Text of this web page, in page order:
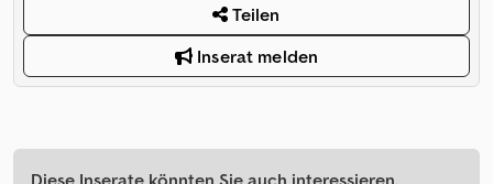
Teilen
Inserat melden